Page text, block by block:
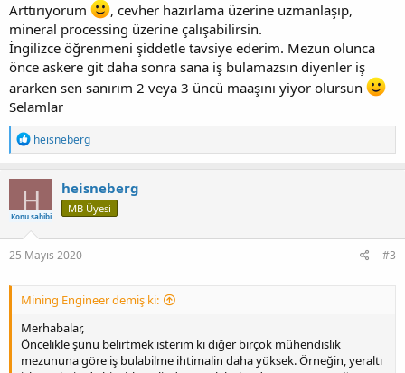
Arttırıyorum
, cevher hazırlama üzerine uzmanlaşıp,
mineral processing üzerine çalışabilirsin.
İngilizce öğrenmeni şiddetle tavsiye ederim. Mezun olunca
önce askere git daha sonra sana iş bulamazsın diyenler iş
ararken sen sanırım 2 veya 3 üncü maaşını yiyor olursun
Selamlar
T
e
p
k
l
e
r
:
heisneberg
Konu sahibi
H heisneberg
MB Üyesi
25 Mayıs 2020 #3
Mining Engineer demiş ki:
Merhabalar,
Öncelikle şunu belirtmek isterim ki diğer birçok mühendislik
mezununa göre iş bulabilme ihtimalin daha yüksek. Örneğin, yeraltı